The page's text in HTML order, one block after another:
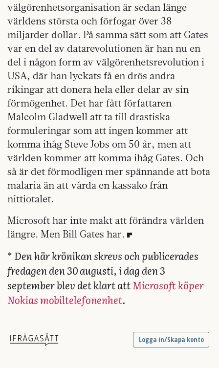
välgörenhetsorganisation är sedan länge
världens största och förfogar över 38
miljarder dollar. På samma sätt som att Gates
var en del av datarevolutionen är han nu en
del i någon form av välgörenhetsrevolution i
USA, där han lyckats få en drös andra
rikingar att donera hela eller delar av sin
förmögenhet. Det har fått författaren
Malcolm Gladwell att ta till drastiska
formuleringar som att ingen kommer att
komma ihåg Steve Jobs om 50 år, men att
världen kommer att komma ihåg Gates. Och
så är det förmodligen mer spännande att bota
malaria än att vårda en kassako från
nittiotalet.
Microsoft har inte makt att förändra världen
längre. Men Bill Gates har.
* Den här krönikan skrevs och publicerades
fredagen den 30 augusti, i dag den 3
september blev det klart attMicrosoft köper
Nokias mobiltelefonenhet.